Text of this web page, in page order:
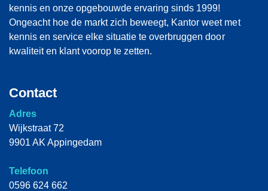
kennis en onze opgebouwde ervaring sinds 1999!
Ongeacht hoe de markt zich beweegt, Kantor weet met
kennis en service elke situatie te overbruggen door
kwaliteit en klant voorop te zetten.
Contact
Adres
Wijkstraat 72
9901 AK Appingedam
Telefoon
0596 624 662